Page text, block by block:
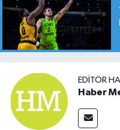
EDITÖR
Haber